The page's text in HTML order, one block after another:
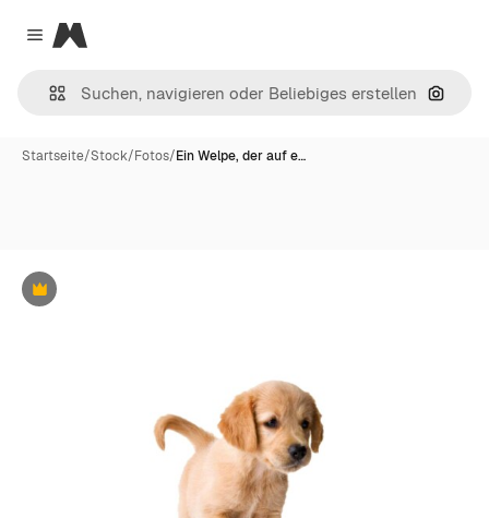
Close menu
Magnific
Nach
Startseite/Stock/Fotos/Ein Welpe, der auf e…
Premium